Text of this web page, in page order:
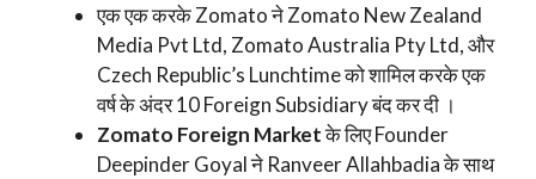
एक एक करके Zomato ने Zomato New Zealand
Media Pvt Ltd, Zomato Australia Pty Ltd, और
Czech Republic’s Lunchtime को शामिल करके एक
वर्ष के अंदर 10 Foreign Subsidiary बंद कर दी ।
Zomato Foreign Marketके लिए Founder
Deepinder Goyal ने Ranveer Allahbadia के साथ